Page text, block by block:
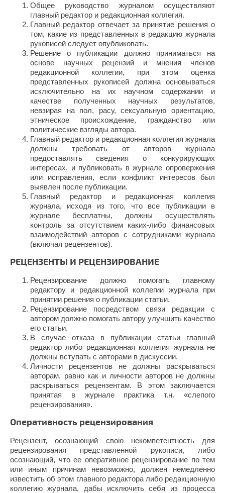
Общее руководство журналом осуществляют
главный редактор и редакционная коллегия.
Главный редактор отвечает за принятие решения о
том, какие из представленных в редакцию журнала
рукописей следует опубликовать.
Решение о публикации должно приниматься на
основе научных рецензий и мнения членов
редакционной коллегии, при этом оценка
представленных рукописей должна основываться
исключительно на их научном содержании и
качестве полученных научных результатов,
невзирая на пол, расу, сексуальную ориентацию,
этническое происхождение, гражданство или
политические взгляды автора.
Главный редактор и редакционная коллегия журнала
должны требовать от авторов журнала
предоставлять сведения о конкурирующих
интересах, и публиковать в журнале опровержения
или исправления, если конфликт интересов был
выявлен после публикации.
Главный редактор и редакционная коллегия
журнала, исходя из того, что все публикации в
журнале бесплатны, должны осуществлять
контроль за отсутствием каких-либо финансовых
взаимодействий авторов с сотрудниками журнала
(включая рецензентов).
РЕЦЕНЗЕНТЫ И РЕЦЕНЗИРОВАНИЕ
Рецензирование должно помогать главному
редактору и редакционной коллегии журнала при
принятии решения о публикации статьи.
Рецензирование посредством связи редакции с
автором должно помогать автору улучшить качество
его статьи.
В случае отказа в публикации статьи главный
редактор либо редакционная коллегия журнала не
должны вступать с авторами в дискуссии.
Личности рецензентов не должны раскрываться
авторам, равно как и личности авторов не должны
раскрываться рецензентам. В этом заключается
принятая в журнале практика т.н. «слепого
рецензирования».
Оперативность рецензирования
Рецензент, осознающий свою некомпетентность для
рецензирования представленной рукописи, либо
осознающий, что ее оперативное рецензирование по тем
или иным причинам невозможно, должен немедленно
известить об этом главного редактора либо редакционную
коллегию журнала, дабы исключить себя из процесса